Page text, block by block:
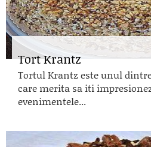
Tort Krantz
Tortul Krantz este unul
care merita sa iti
evenimentele...